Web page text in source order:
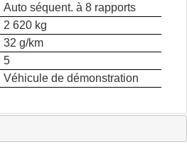
Auto séquent. à 8 rapports
2 620 kg
32 g/km
5
Véhicule de démonstration